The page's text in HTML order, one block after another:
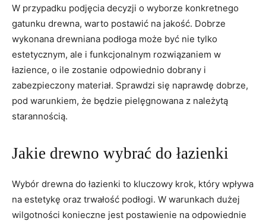
W przypadku podjęcia decyzji o wyborze konkretnego
gatunku drewna, ⁢warto postawić na jakość. Dobrze
wykonana drewniana podłoga ‍może‍ być nie tylko
estetycznym,​ ale i funkcjonalnym rozwiązaniem w
łazience, o‍ ile zostanie odpowiednio dobrany ⁤i⁣
zabezpieczony materiał. Sprawdzi się ‌naprawdę dobrze,
pod warunkiem,⁢ że‍ będzie pielęgnowana z należytą
starannością.
Jakie drewno wybrać do łazienki
Wybór drewna⁢ do łazienki to kluczowy ​krok, który wpływa
na ​estetykę ‍oraz trwałość podłogi. W warunkach dużej
wilgotności konieczne jest postawienie na odpowiednie